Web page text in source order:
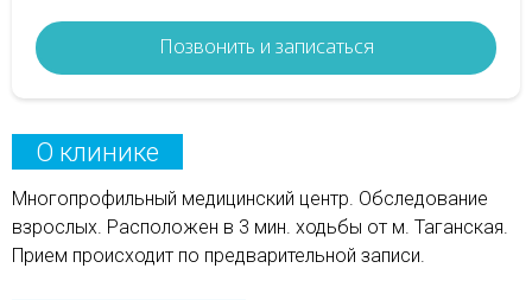
Позвонить и записаться
О клинике
Многопрофильный медицинский центр. Обследование
взрослых. Расположен в 3 мин. ходьбы от м. Таганская.
Прием происходит по предварительной записи.